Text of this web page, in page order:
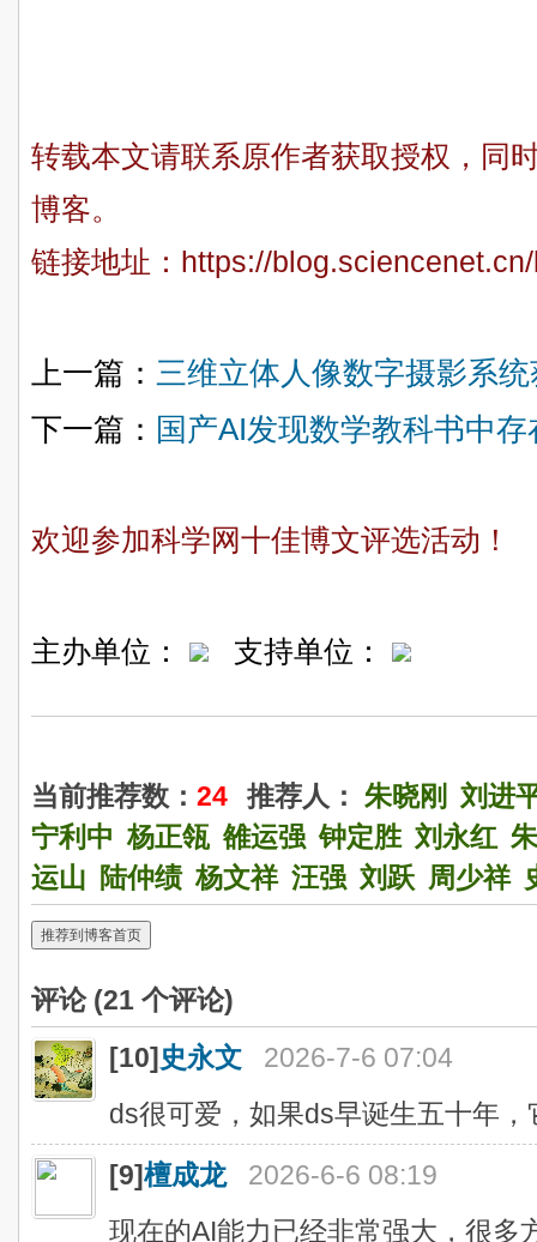
转载本文请联系原作者获取授权，同
博客。
链接地址： https://
上一篇： 三维立体人像数字摄影系
下一篇： 国产AI发现数学教科书中
欢迎参加科学网十佳博文评选活动！
主办单位： 支持单位：
当前推荐数： 24 推荐人： 朱晓刚 刘进
宁利中 杨正瓴 雒运强 钟定胜 刘永红
运山 陆仲绩 杨文祥 汪强 刘跃 周少祥
推荐到博客首页
评论 (21 个评论)
[10] 史永文
2026-7-6 07:04
ds很可爱，如果ds早诞生五十年
[9]檀成龙
2026-6-6 08:19
现在的AI能力已经非常强大，很